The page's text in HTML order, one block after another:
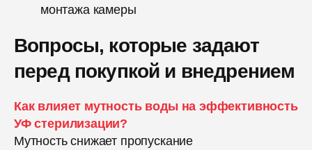
монтажа камеры
Вопросы, которые задают
перед покупкой и внедрением
Как влияет мутность воды на эффективность
УФ стерилизации?
Мутность снижает пропускание